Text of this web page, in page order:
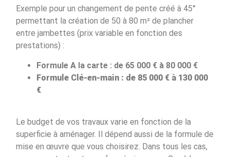
Exemple pour un changement de pente créé à 45°
permettant la création de 50 à 80 m² de plancher
entre jambettes (prix variable en fonction des
prestations) :
Formule A la carte : de 65 000 € à 80 000 €
Formule Clé-en-main : de 85 000 € à 130 000
€
Le budget de vos travaux varie en fonction de la
superficie à aménager. Il dépend aussi de la formule de
mise en œuvre que vous choisirez. Dans tous les cas,